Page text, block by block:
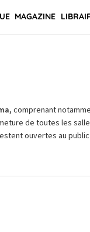
MAGAZINE
comprenant
de toutes les
ouvertes au